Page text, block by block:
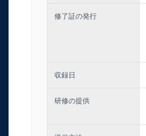
修了証の発行
収録日
研修の提供